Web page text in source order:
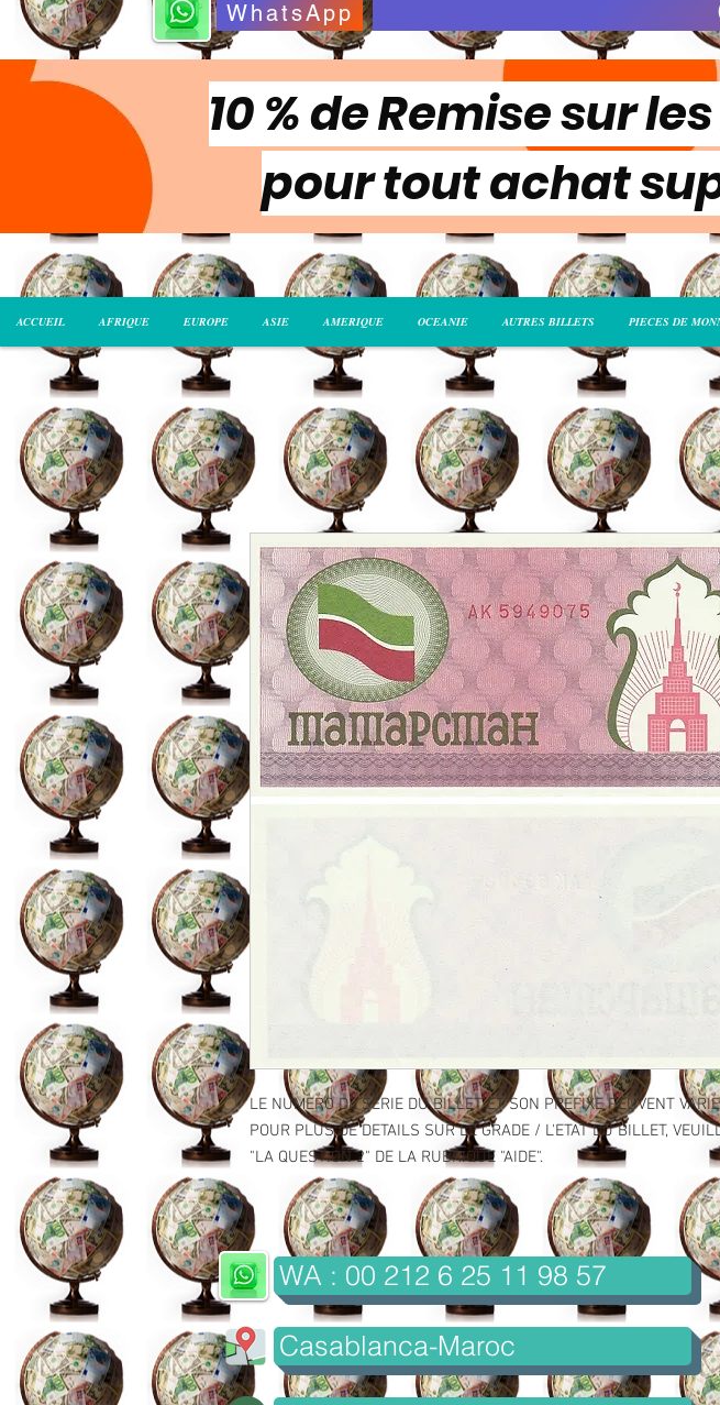
WhatsApp
10 % de Remise sur
pour tout achat
ACCUEIL AFRIQUE EUROPE ASIE AMERIQUE OCEANIE AUTRES BILLETS PIECES DE
LE NUMERO DE SERIE DU BILLET ET SON PREFIXE PEUVENT
POUR PLUS DE DETAILS SUR LE GRADE / L'ETAT DU BILLET,
"LA QUESTION 2" DE LA RUBRIQUE "AIDE".
WA : 00 212 6 25 11 98 57
Casablanca-Maroc